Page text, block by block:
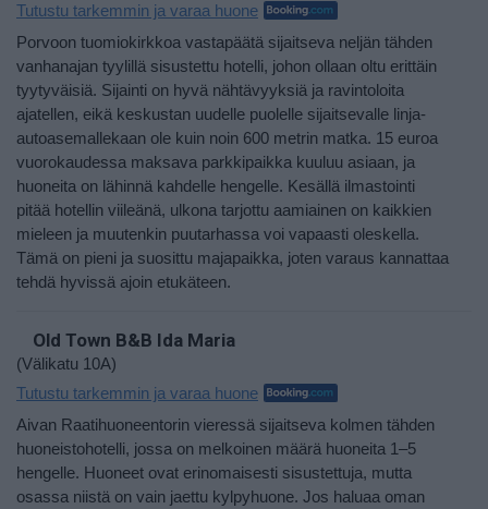
Tutustu tarkemmin ja varaa huone
Porvoon tuomiokirkkoa vastapäätä sijaitseva neljän tähden
vanhanajan tyylillä sisustettu hotelli, johon ollaan oltu erittäin
tyytyväisiä. Sijainti on hyvä nähtävyyksiä ja ravintoloita
ajatellen, eikä keskustan uudelle puolelle sijaitsevalle linja-
autoasemallekaan ole kuin noin 600 metrin matka. 15 euroa
vuorokaudessa maksava parkkipaikka kuuluu asiaan, ja
huoneita on lähinnä kahdelle hengelle. Kesällä ilmastointi
pitää hotellin viileänä, ulkona tarjottu aamiainen on kaikkien
mieleen ja muutenkin puutarhassa voi vapaasti oleskella.
Tämä on pieni ja suosittu majapaikka, joten varaus kannattaa
tehdä hyvissä ajoin etukäteen.
Old Town B&B Ida Maria
(Välikatu 10A)
Tutustu tarkemmin ja varaa huone
Aivan Raatihuoneentorin vieressä sijaitseva kolmen tähden
huoneistohotelli, jossa on melkoinen määrä huoneita 1–5
hengelle. Huoneet ovat erinomaisesti sisustettuja, mutta
osassa niistä on vain jaettu kylpyhuone. Jos haluaa oman